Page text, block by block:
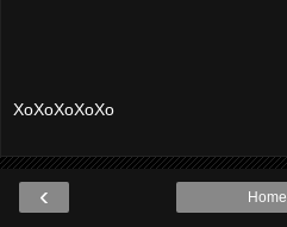
XoXoXoXoXo
‹ Home